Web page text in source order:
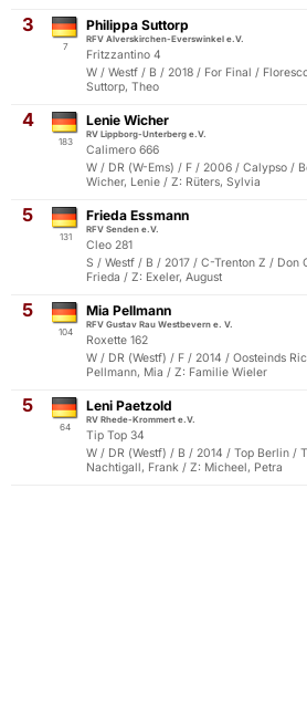
3
7
Philippa Suttorp
RFV Alverskirchen-Everswinkel e.V.
Fritzzantino 4
W / Westf / B / 2018 / For Final /
Suttorp, Theo
4
183
Lenie Wicher
RV Lippborg-Unterberg e.V.
Calimero 666
W / DR (W-Ems) / F / 2006 / Calypso /
Wicher, Lenie / Z: Rüters, Sylvia
5
131
Frieda Essmann
RFV Senden e.V.
Cleo 281
S / Westf / B / 2017 / C-Trenton Z / Don
Frieda / Z: Exeler, August
5
104
Mia Pellmann
RFV Gustav Rau Westbevern e. V.
Roxette 162
W / DR (Westf) / F / 2014 / Oosteinds
Pellmann, Mia / Z: Familie Wieler
5
64
Leni Paetzold
RV Rhede-Krommert e.V.
Tip Top 34
W / DR (Westf) / B / 2014 / Top Berlin /
Nachtigall, Frank / Z: Micheel, Petra